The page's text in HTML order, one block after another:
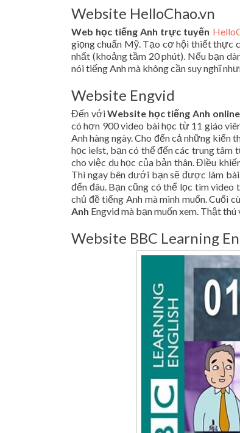
Website HelloChao.vn
Web học tiếng Anh trực tuyến
giọng chuẩn Mỹ. Tạo cơ hội thiết thực
nhất (khoảng tầm 20 phút). Nếu bạn
nói tiếng Anh mà không cần suy nghĩ
Website Engvid
Đến vớiWebsite học tiếng Anh online
có hơn 900 video bài học từ 11 giáo
Anh hàng ngày. Cho đến cả những kiến
học ielst, bạn có thể đến các trung tâm
cho việc du học của bản thân. Điều
Thì ngay bên dưới bạn sẽ được làm
đến đâu. Bạn cũng có thể lọc tìm
chủ đề tiếng Anh mà mình muốn. Cuối
Anh Engvid mà bạn muốn xem. Thật thú
Website BBC Learning